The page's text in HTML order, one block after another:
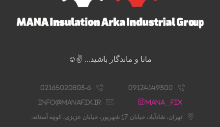
مانا و ماندگار باشید... ✌️☺️
09124149300
02165020803-6
Mana__fix
info@manafix.ir
تهران، شادآباد، خیابان 17 شهریور، خیابان عزیزی، کوچه آستانه،